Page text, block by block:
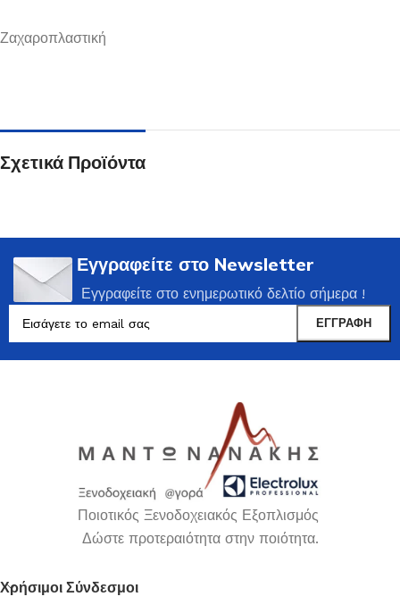
Ζαχαροπλαστική
Σχετικά Προϊόντα
Εγγραφείτε στο Newsletter
Εγγραφείτε στο ενημερωτικό δελτίο σήμερα !
Ποιοτικός Ξενοδοχειακός Εξοπλισμός
Δώστε προτεραιότητα στην ποιότητα.
Χρήσιμοι Σύνδεσμοι